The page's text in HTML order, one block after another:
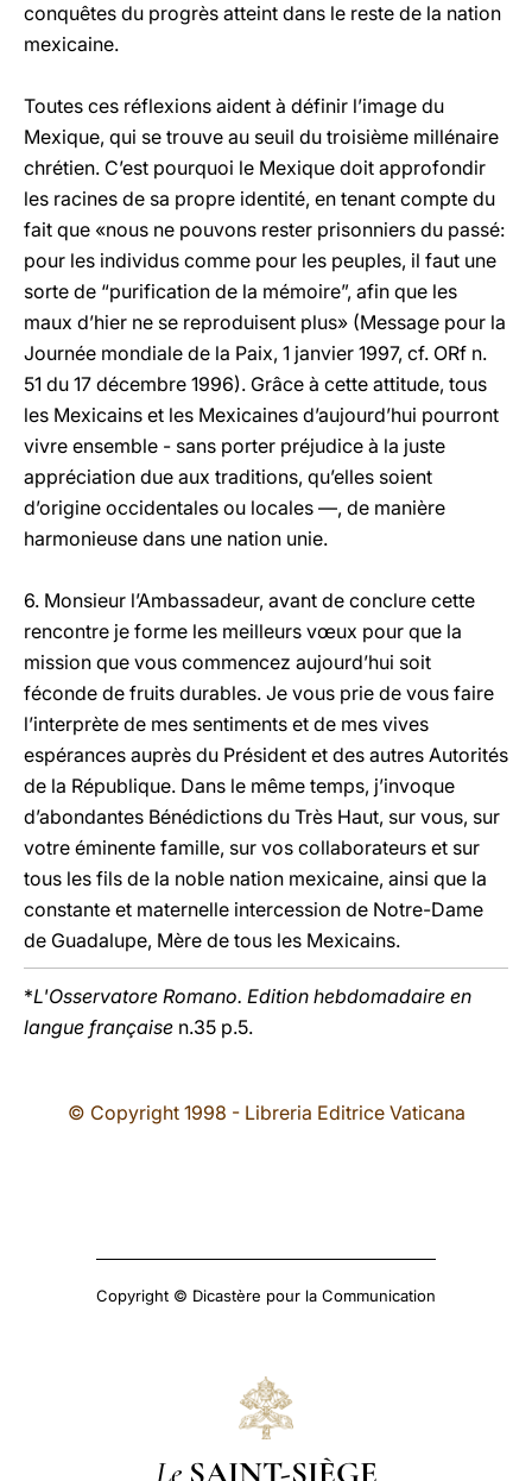
conquêtes du progrès atteint dans le reste de la nation
mexicaine.
Toutes ces réflexions aident à définir l’image du
Mexique, qui se trouve au seuil du troisième millénaire
chrétien. C’est pourquoi le Mexique doit approfondir
les racines de sa propre identité, en tenant compte du
fait que «nous ne pouvons rester prisonniers du passé:
pour les individus comme pour les peuples, il faut une
sorte de “purification de la mémoire”, afin que les
maux d’hier ne se reproduisent plus» (Message pour la
Journée mondiale de la Paix, 1 janvier 1997, cf. ORf n.
51 du 17 décembre 1996). Grâce à cette attitude, tous
les Mexicains et les Mexicaines d’aujourd’hui pourront
vivre ensemble - sans porter préjudice à la juste
appréciation due aux traditions, qu’elles soient
d’origine occidentales ou locales —, de manière
harmonieuse dans une nation unie.
6. Monsieur l’Ambassadeur, avant de conclure cette
rencontre je forme les meilleurs vœux pour que la
mission que vous commencez aujourd’hui soit
féconde de fruits durables. Je vous prie de vous faire
l’interprète de mes sentiments et de mes vives
espérances auprès du Président et des autres Autorités
de la République. Dans le même temps, j’invoque
d’abondantes Bénédictions du Très Haut, sur vous, sur
votre éminente famille, sur vos collaborateurs et sur
tous les fils de la noble nation mexicaine, ainsi que la
constante et maternelle intercession de Notre-Dame
de Guadalupe, Mère de tous les Mexicains.
*L'Osservatore Romano. Edition hebdomadaire en
langue française n.35 p.5.
© Copyright 1998 - Libreria Editrice Vaticana
Copyright © Dicastère pour la Communication
Le